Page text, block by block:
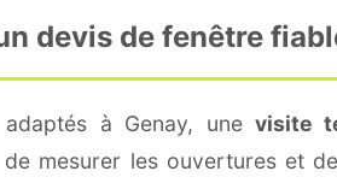
devis de fenêtre
à Genay, une visite
mesurer les ouvertures et